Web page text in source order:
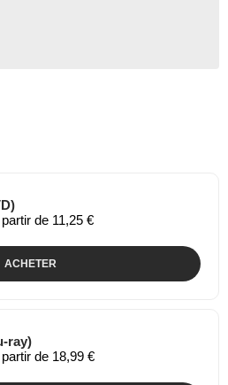
de 11,25 €
ACHETER
ray)
de 18,99 €